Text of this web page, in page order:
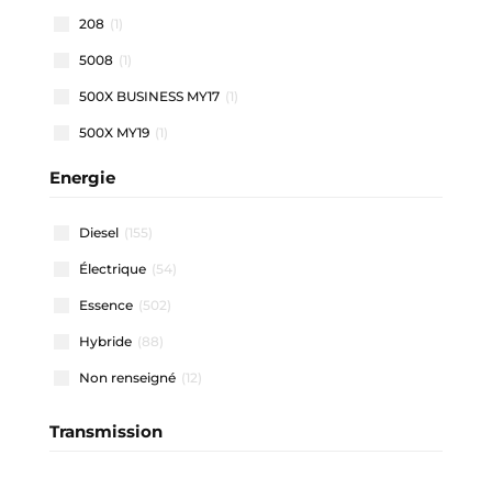
208 (1)
5008 (1)
500X BUSINESS MY17 (1)
500X MY19 (1)
500X MY22
911 CARRERA COUPE
A1 ALLSTREET
A1 SPORTBACK
A3 ALLSTREET
A3 BERLINE (1)
A3 SPORTBACK
Energie
Diesel (155)
Électrique (54)
Essence (502)
Hybride (88)
Non renseigné (12)
Transmission